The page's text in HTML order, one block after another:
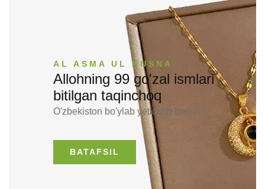
AL ASMA UL HUSNA
Allohning 99 go'zal ismlari
bitilgan taqinchoq
O'zbekiston bo'ylab yetkazib berish ✅
BATAFSIL